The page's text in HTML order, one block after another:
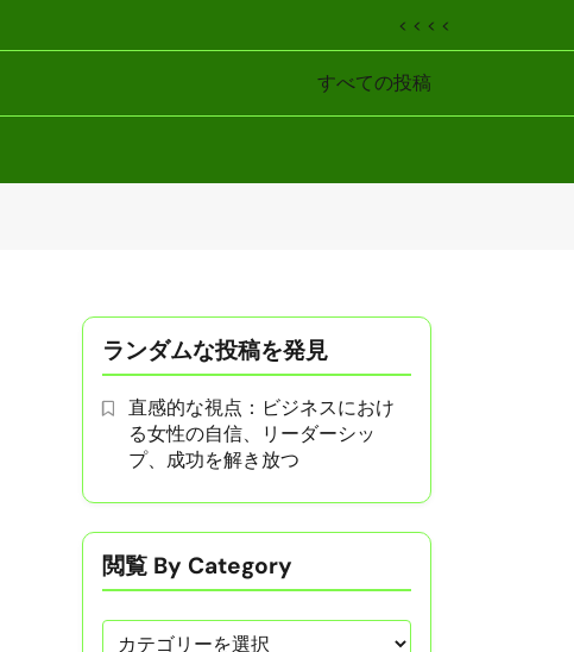
< < < <
すべての投稿
ランダムな投稿を発見
直感的な視点：ビジネスにおけ
る女性の自信、リーダーシッ
プ、成功を解き放つ
閲覧 By Category